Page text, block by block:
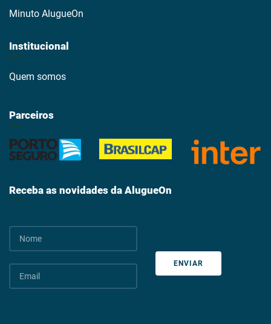
Minuto AlugueOn
Institucional
Quem somos
Parceiros
Receba as novidades da AlugueOn
ENVIAR